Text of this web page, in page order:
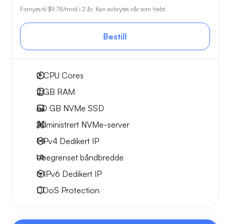
Fornyes til $9.78/mnd i 2 år. Kan avbrytes når som helst.
Bestill
2CPU Cores
2 GB RAM
50 GB NVMe SSD
Administrert NVMe-server
1 IPv4 Dedikert IP
Ubegrenset båndbredde
6 IPv6 Dedikert IP
DDoS Protection